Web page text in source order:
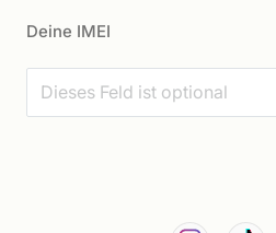
Deine IMEI